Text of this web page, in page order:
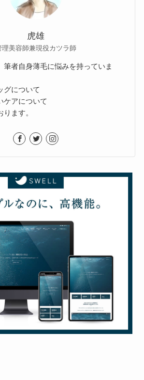
虎雄
理美容師兼現役カツラ師
筆者自身薄毛に悩みを持っていま
グについて
ケアについて
ます。